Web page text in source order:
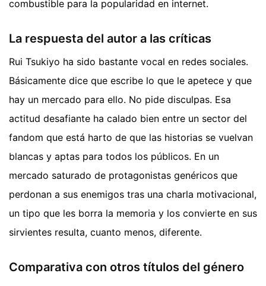
combustible para la popularidad en internet.
La respuesta del autor a las críticas
Rui Tsukiyo ha sido bastante vocal en redes sociales.
Básicamente dice que escribe lo que le apetece y que
hay un mercado para ello. No pide disculpas. Esa
actitud desafiante ha calado bien entre un sector del
fandom que está harto de que las historias se vuelvan
blancas y aptas para todos los públicos. En un
mercado saturado de protagonistas genéricos que
perdonan a sus enemigos tras una charla motivacional,
un tipo que les borra la memoria y los convierte en sus
sirvientes resulta, cuanto menos, diferente.
Comparativa con otros títulos del género